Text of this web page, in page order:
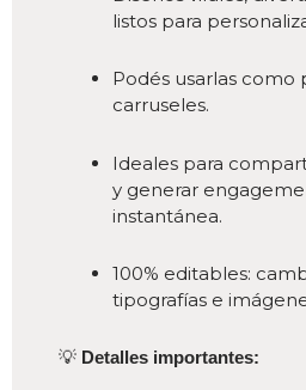
listos para
Podés usarlas como
carruseles.
Ideales para
y generar
instantánea.
100% editables:
tipografías e
💡 Detalles importantes: